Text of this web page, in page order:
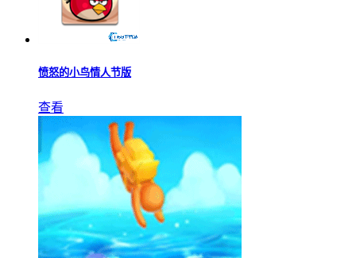
愤怒的小鸟情人节版
查看